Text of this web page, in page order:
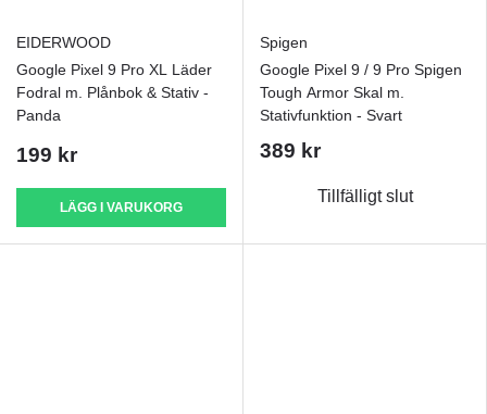
EIDERWOOD
Google Pixel 9 Pro XL Läder
Fodral m. Plånbok & Stativ -
Panda
199 kr
LÄGG I VARUKORG
Spigen
Google Pixel 9 / 9 Pro Spigen
Tough Armor Skal m.
Stativfunktion - Svart
389 kr
Tillfälligt slut